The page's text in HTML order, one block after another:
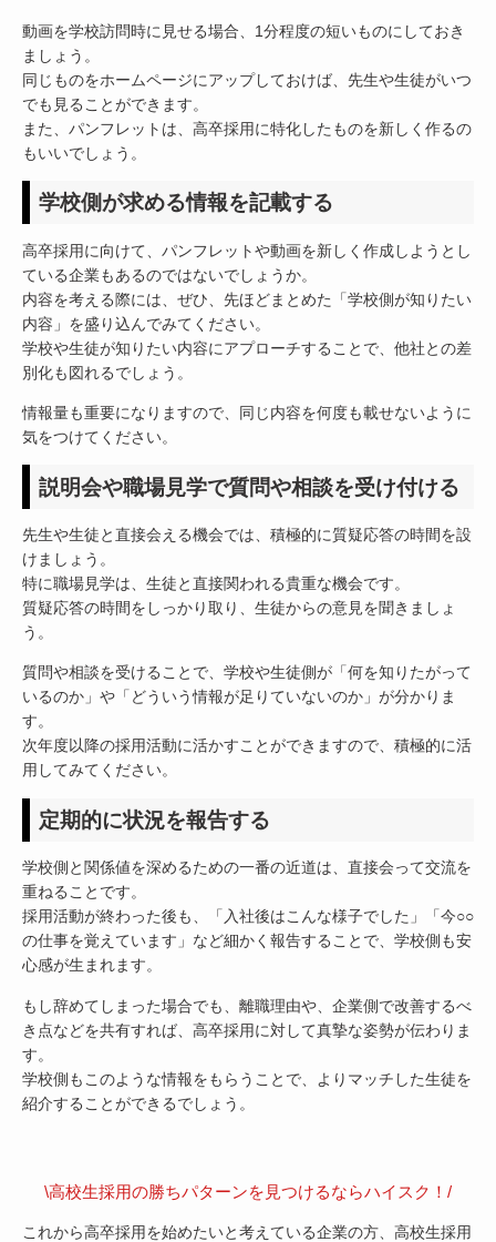
動画を学校訪問時に見せる場合、1分程度の短いものにしておき
ましょう。
同じものをホームページにアップしておけば、先生や生徒がいつ
でも見ることができます。
また、パンフレットは、高卒採用に特化したものを新しく作るの
もいいでしょう。
学校側が求める情報を記載する
高卒採用に向けて、パンフレットや動画を新しく作成しようとし
ている企業もあるのではないでしょうか。
内容を考える際には、ぜひ、先ほどまとめた「学校側が知りたい
内容」を盛り込んでみてください。
学校や生徒が知りたい内容にアプローチすることで、他社との差
別化も図れるでしょう。
情報量も重要になりますので、同じ内容を何度も載せないように
気をつけてください。
説明会や職場見学で質問や相談を受け付ける
先生や生徒と直接会える機会では、積極的に質疑応答の時間を設
けましょう。
特に職場見学は、生徒と直接関われる貴重な機会です。
質疑応答の時間をしっかり取り、生徒からの意見を聞きましょ
う。
質問や相談を受けることで、学校や生徒側が「何を知りたがって
いるのか」や「どういう情報が足りていないのか」が分かりま
す。
次年度以降の採用活動に活かすことができますので、積極的に活
用してみてください。
定期的に状況を報告する
学校側と関係値を深めるための一番の近道は、直接会って交流を
重ねることです。
採用活動が終わった後も、「入社後はこんな様子でした」「今○○
の仕事を覚えています」など細かく報告することで、学校側も安
心感が生まれます。
もし辞めてしまった場合でも、離職理由や、企業側で改善するべ
き点などを共有すれば、高卒採用に対して真摯な姿勢が伝わりま
す。
学校側もこのような情報をもらうことで、よりマッチした生徒を
紹介することができるでしょう。
\高校生採用の勝ちパターンを見つけるならハイスク！/
これから高卒採用を始めたいと考えている企業の方、高校生採用